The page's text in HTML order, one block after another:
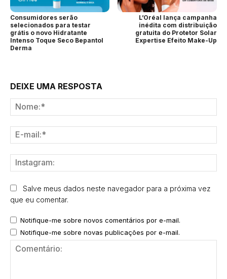
Consumidores serão
selecionados para testar
grátis o novo Hidratante
Intenso Toque Seco Bepantol
Derma
L’Oréal lança campanha
inédita com distribuição
gratuita do Protetor Solar
Expertise Efeito Make-Up
DEIXE UMA RESPOSTA
Salve meus dados neste navegador para a próxima vez
que eu comentar.
Notifique-me sobre novos comentários por e-mail.
Notifique-me sobre novas publicações por e-mail.